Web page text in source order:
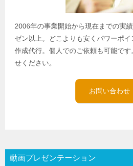
2006年の事業開始から現在までの実
ゼン以上。どこよりも安くパワーポ
作成代行。個人でのご依頼も可能で
せください。
お問い合わせ
動画プレゼンテーション